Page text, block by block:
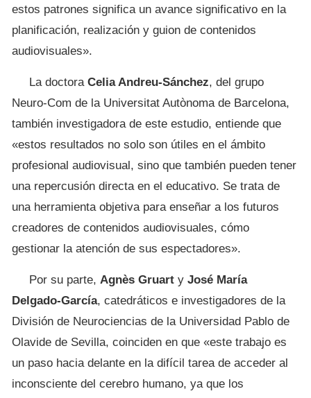
estos patrones significa un avance significativo en la
planificación, realización y guion de contenidos
audiovisuales».
La doctora Celia Andreu-Sánchez, del grupo
Neuro-Com de la Universitat Autònoma de Barcelona,
también investigadora de este estudio, entiende que
«estos resultados no solo son útiles en el ámbito
profesional audiovisual, sino que también pueden tener
una repercusión directa en el educativo. Se trata de
una herramienta objetiva para enseñar a los futuros
creadores de contenidos audiovisuales, cómo
gestionar la atención de sus espectadores».
Por su parte, Agnès Gruart y José María
Delgado-García, catedráticos e investigadores de la
División de Neurociencias de la Universidad Pablo de
Olavide de Sevilla, coinciden en que «este trabajo es
un paso hacia delante en la difícil tarea de acceder al
inconsciente del cerebro humano, ya que los